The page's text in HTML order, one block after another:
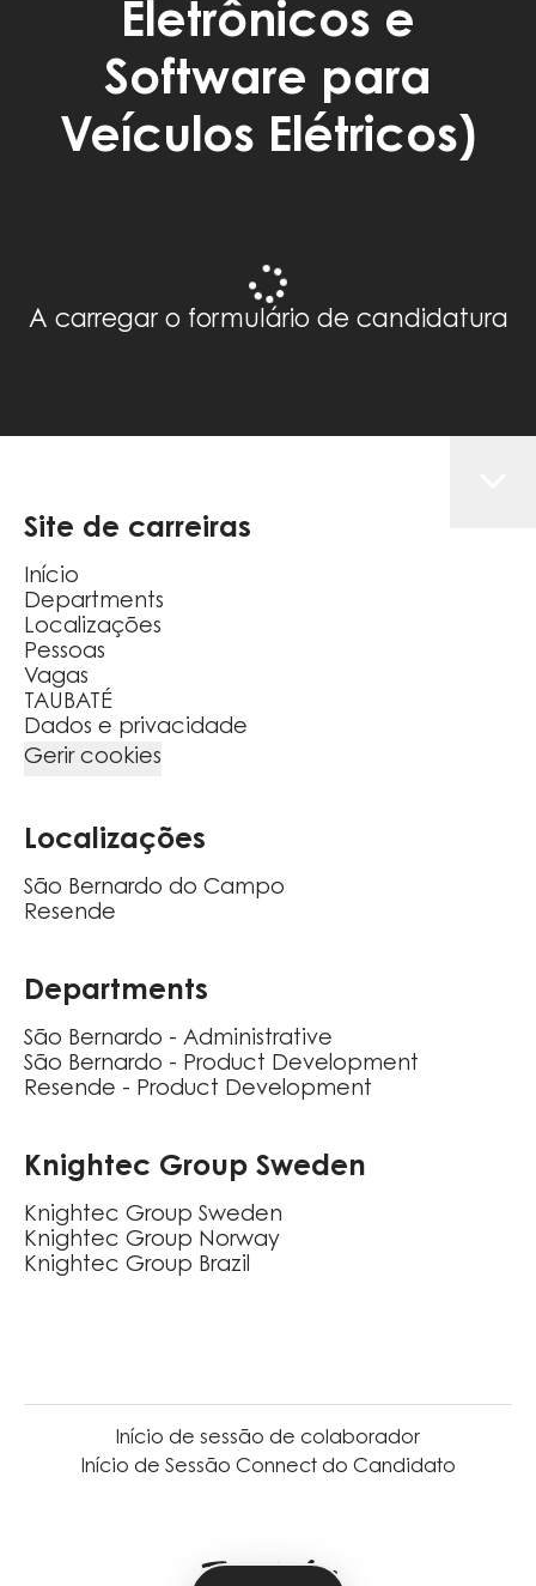
Eletrônicos e
Software para
Veículos Elétricos)
A carregar o formulário de candidatura
Site de carreiras
Início
Departments
Localizações
Pessoas
Vagas
TAUBATÉ
Dados e privacidade
Gerir cookies
Localizações
São Bernardo do Campo
Resende
Departments
São Bernardo - Administrative
São Bernardo - Product Development
Resende - Product Development
Knightec Group Sweden
Knightec Group Sweden
Knightec Group Norway
Knightec Group Brazil
Início de sessão de colaborador
Início de Sessão Connect do Candidato